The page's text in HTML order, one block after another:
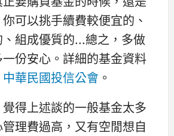
可以挑手續費較便宜的、
組成優質的...總之，多做
份安心。詳細的基金資料
中華民國投信公會 。
得上述談的一般基金太多
理費過高，又有空閒想自